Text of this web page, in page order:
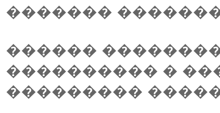
�������
������
���������� �
���������